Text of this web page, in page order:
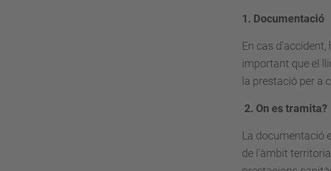
1. Documentació
En cas d'accident,
important que el
la prestació per a
2. On es tramita?
La documentació
de l’àmbit